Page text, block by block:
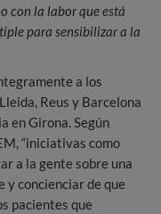
con la labor que está
para sensibilizar a la
a los
Reus y Barcelona
en Girona. Según
“iniciativas como
a la gente sobre una
y concienciar de que
pacientes que